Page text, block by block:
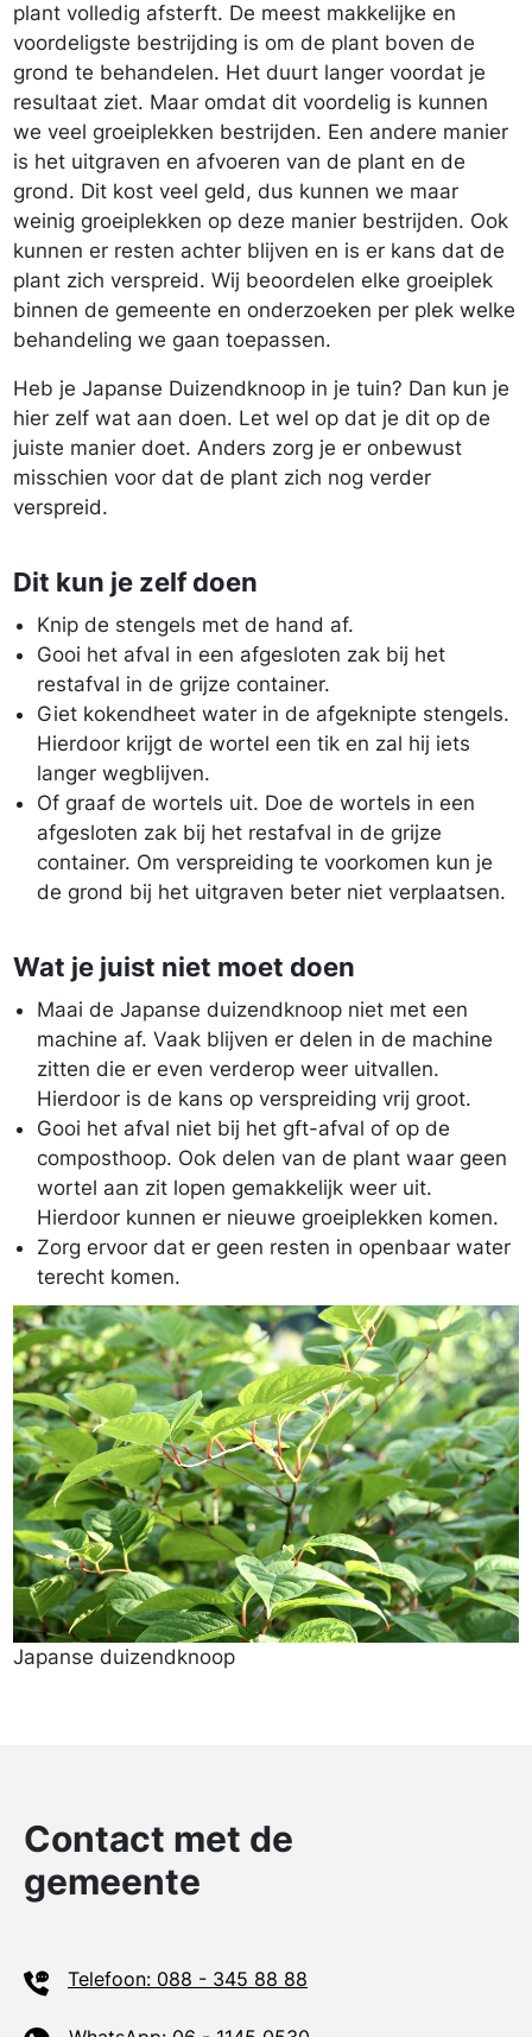
plant volledig afsterft. De meest makkelijke en
voordeligste bestrijding is om de plant boven de
grond te behandelen. Het duurt langer voordat je
resultaat ziet. Maar omdat dit voordelig is kunnen
we veel groeiplekken bestrijden. Een andere manier
is het uitgraven en afvoeren van de plant en de
grond. Dit kost veel geld, dus kunnen we maar
weinig groeiplekken op deze manier bestrijden. Ook
kunnen er resten achter blijven en is er kans dat de
plant zich verspreid. Wij beoordelen elke groeiplek
binnen de gemeente en onderzoeken per plek welke
behandeling we gaan toepassen.
Heb je Japanse Duizendknoop in je tuin? Dan kun je
hier zelf wat aan doen. Let wel op dat je dit op de
juiste manier doet. Anders zorg je er onbewust
misschien voor dat de plant zich nog verder
verspreid.
Dit kun je zelf doen
Knip de stengels met de hand af.
Gooi het afval in een afgesloten zak bij het
restafval in de grijze container.
Giet kokendheet water in de afgeknipte stengels.
Hierdoor krijgt de wortel een tik en zal hij iets
langer wegblijven.
Of graaf de wortels uit. Doe de wortels in een
afgesloten zak bij het restafval in de grijze
container. Om verspreiding te voorkomen kun je
de grond bij het uitgraven beter niet verplaatsen.
Wat je juist niet moet doen
Maai de Japanse duizendknoop niet met een
machine af. Vaak blijven er delen in de machine
zitten die er even verderop weer uitvallen.
Hierdoor is de kans op verspreiding vrij groot.
Gooi het afval niet bij het gft-afval of op de
composthoop. Ook delen van de plant waar geen
wortel aan zit lopen gemakkelijk weer uit.
Hierdoor kunnen er nieuwe groeiplekken komen.
Zorg ervoor dat er geen resten in openbaar water
terecht komen.
Japanse duizendknoop
Japanse duizendknoop
Contact met de
gemeente
Telefoon: 088 - 345 88 88